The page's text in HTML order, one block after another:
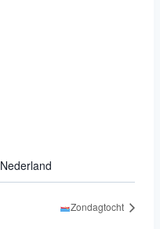
Nederland
Zondagtocht